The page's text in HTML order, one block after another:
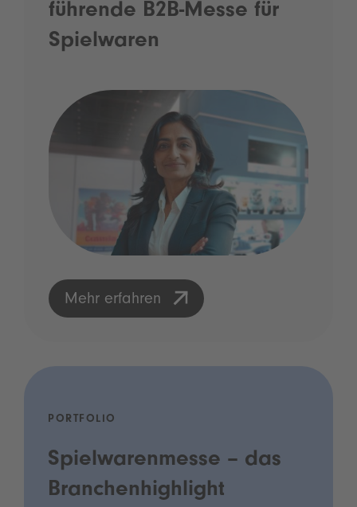
führende B2B-Messe für
Spielwaren
Mehr erfahren
PORTFOLIO
Spielwarenmesse – das
Branchenhighlight